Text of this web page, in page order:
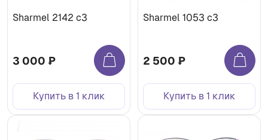
Sharmel 2142 c3
3 000 ₽
Купить в 1 клик
Sharmel 1053 c3
2 500 ₽
Купить в 1 клик